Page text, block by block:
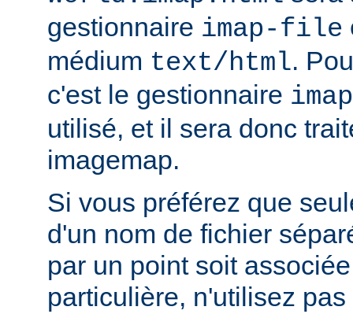
gestionnaire imap-file
médium text/html.
c'est le gestionnaire
utilisé, et il sera donc
imagemap.
Si vous préférez que
d'un nom de fichier
par un point soit
particulière, n'utilisez